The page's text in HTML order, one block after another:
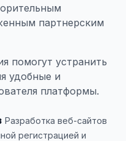
партнерским
помогут устранить
удобные и
платформы.
Разработка веб-сайтов
регистрацией и